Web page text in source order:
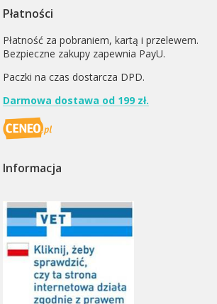
Płatności
Płatność za pobraniem, kartą i przelewem.
Bezpieczne zakupy zapewnia PayU.
Paczki na czas dostarcza DPD.
Darmowa dostawa od 199 zł.
Informacja